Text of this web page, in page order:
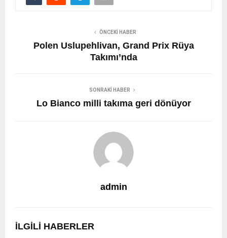
ÖNCEKI HABER
Polen Uslupehlivan, Grand Prix Rüya
Takımı’nda
SONRAKI HABER
Lo Bianco milli takıma geri dönüyor
admin
İLGILI HABERLER